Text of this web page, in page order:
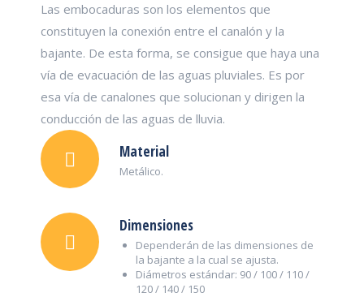
Las embocaduras son los elementos que
constituyen la conexión entre el canalón y la
bajante. De esta forma, se consigue que haya una
vía de evacuación de las aguas pluviales. Es por
esa vía de canalones que solucionan y dirigen la
conducción de las aguas de lluvia.
Material
Metálico.
Dimensiones
Dependerán de las dimensiones de
la bajante a la cual se ajusta.
Diámetros estándar: 90 / 100 / 110 /
120 / 140 / 150